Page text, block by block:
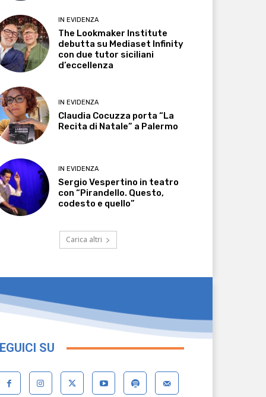
IN EVIDENZA
The Lookmaker Institute
debutta su Mediaset Infinity
con due tutor siciliani
d’eccellenza
IN EVIDENZA
Claudia Cocuzza porta “La
Recita di Natale” a Palermo
IN EVIDENZA
Sergio Vespertino in teatro
con “Pirandello. Questo,
codesto e quello”
Carica altri
SU